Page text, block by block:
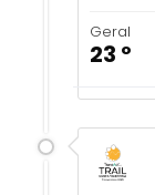
Geral
23 º